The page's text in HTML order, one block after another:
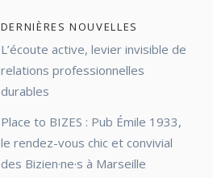
DERNIÈRES NOUVELLES
L’écoute active, levier invisible de
relations professionnelles
durables
Place to BIZES : Pub Émile 1933,
le rendez-vous chic et convivial
des Bizien·ne·s à Marseille